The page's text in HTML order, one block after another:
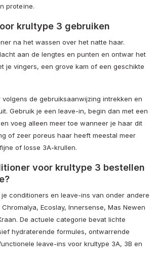
proteïne.
krultype 3 gebruiken
na het wassen over het natte haar.
aan de lengtes en punten en ontwar het
je vingers, een grove kam of een geschikte
de gebruiksaanwijzing intrekken en
Gebruik je een leave-in, begin dan met een
voeg alleen meer toe wanneer je haar dit
of zeer poreus haar heeft meestal meer
of losse 3A-krullen.
voor krultype 3 bestellen
je conditioners en leave-ins van onder andere
Chromalya, Ecoslay, Innersense, Mas Newen
De actuele categorie bevat lichte
hydraterende formules, ontwarrende
leave-ins voor krultype 3A, 3B en